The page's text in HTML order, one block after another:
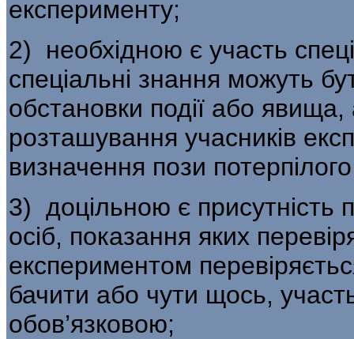
експерименту;
2) необхідною є участь
спеціаль­ні знання можуть
обстановки події або
розташування учасників
визначення пози
3) доцільною є присутність
осіб, по­казання яких
експериментом
бачити або чути щось,
обов’язковою;